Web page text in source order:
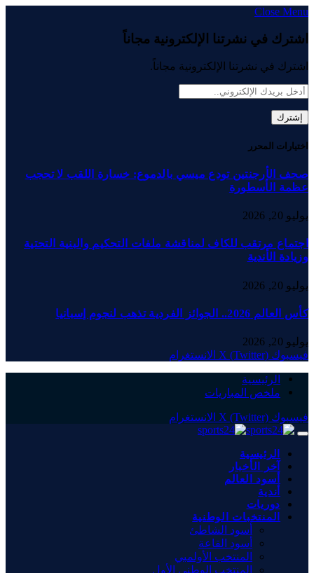
Close Menu
اشترك في نشرتنا الإلكترونية مجاناً
اشترك في نشرتنا الإلكترونية مجاناً.
اختيارات المحرر
صحف الأرجنتين تودع ميسي بالدموع: خسارة اللقب لا تحجب
عظمة الأسطورة
يوليو 20, 2026
اجتماع مرتقب للكاف لمناقشة ملفات التحكيم والبنية التحتية
وزيادة الأندية
يوليو 20, 2026
كأس العالم 2026.. الجوائز الفردية تذهب لنجوم إسبانيا
يوليو 20, 2026
فيسبوك X (Twitter) الانستغرام
الرئيسية
ملخص المباريات
فيسبوك X (Twitter) الانستغرام
الرئيسية
آخر الأخبار
أسود العالم
أندية
دوريات
المنتخبات الوطنية
أسود الشاطئ
أسود القاعة
المنتخب الأولمبي
المنتخب الوطني الأول